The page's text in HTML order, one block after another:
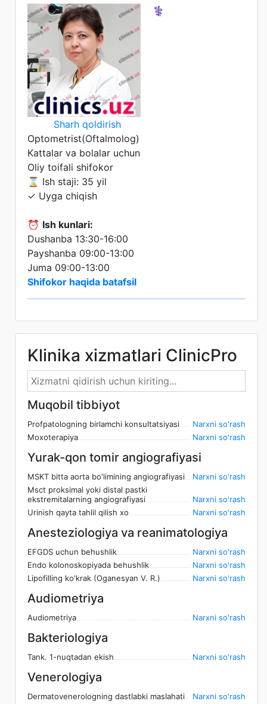
Sharh qoldirish
⚕️
Optometrist(Oftalmolog)
Kattalar va bolalar uchun
Oliy toifali shifokor
⌛ Ish staji: 35 yil
✓ Uyga chiqish
⏰ Ish kunlari:
Dushanba 13:30-16:00
Payshanba 09:00-13:00
Juma 09:00-13:00
Shifokor haqida batafsil
Klinika xizmatlari ClinicPro
Muqobil tibbiyot
Profpatologning birlamchi konsultatsiyasi
Narxni so'rash
Moxoterapiya
Narxni so'rash
Yurak-qon tomir angiografiyasi
MSKT bitta aorta bo'limining angiografiyasi
Narxni so'rash
Msct proksimal yoki distal pastki
ekstremitalarning angiografiyasi
Narxni so'rash
Urinish qayta tahlil qilish xo
Narxni so'rash
Anesteziologiya va reanimatologiya
EFGDS uchun behushlik
Narxni so'rash
Endo kolonoskopiyada behushlik
Narxni so'rash
Lipofilling ko'krak (Oganesyan V. R.)
Narxni so'rash
Audiometriya
Audiometriya Narxni so'rash
Bakteriologiya
Tank. 1-nuqtadan ekish Narxni so'rash
Venerologiya
Dermatovenerologning dastlabki maslahati
Narxni so'rash